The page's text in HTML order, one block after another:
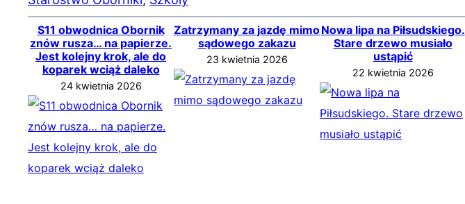
S11 obwodnica Obornik
znów rusza… na papierze.
Jest kolejny krok, ale do
koparek wciąż daleko
24 kwietnia 2026
Zatrzymany za jazdę mimo
sądowego zakazu
23 kwietnia 2026
Nowa lipa na Piłsudskiego.
Stare drzewo musiało
ustąpić
22 kwietnia 2026